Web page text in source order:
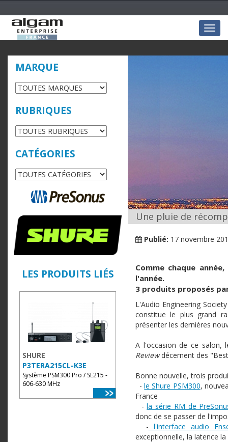
MARQUE
RUBRIQUES
CATÉGORIES
LES PRODUITS LIÉS
SHURE
P3TERA215CL-K3E
Système PSM300 Pro / SE215 -
606-630 MHz
Une pluie de
Publié: 17 novembre
Comme chaque
l'année.
3 produits proposés
L'Audio Engineering
constitue le plus grand
présenter les dernières
A l'occasion de ce salon,
Reviewdécernent des
Bonne nouvelle, trois
-le Shure PSM300,
France
-la série RM de
donc de se passer de
- l'interface audio
exceptionnelle, la latence